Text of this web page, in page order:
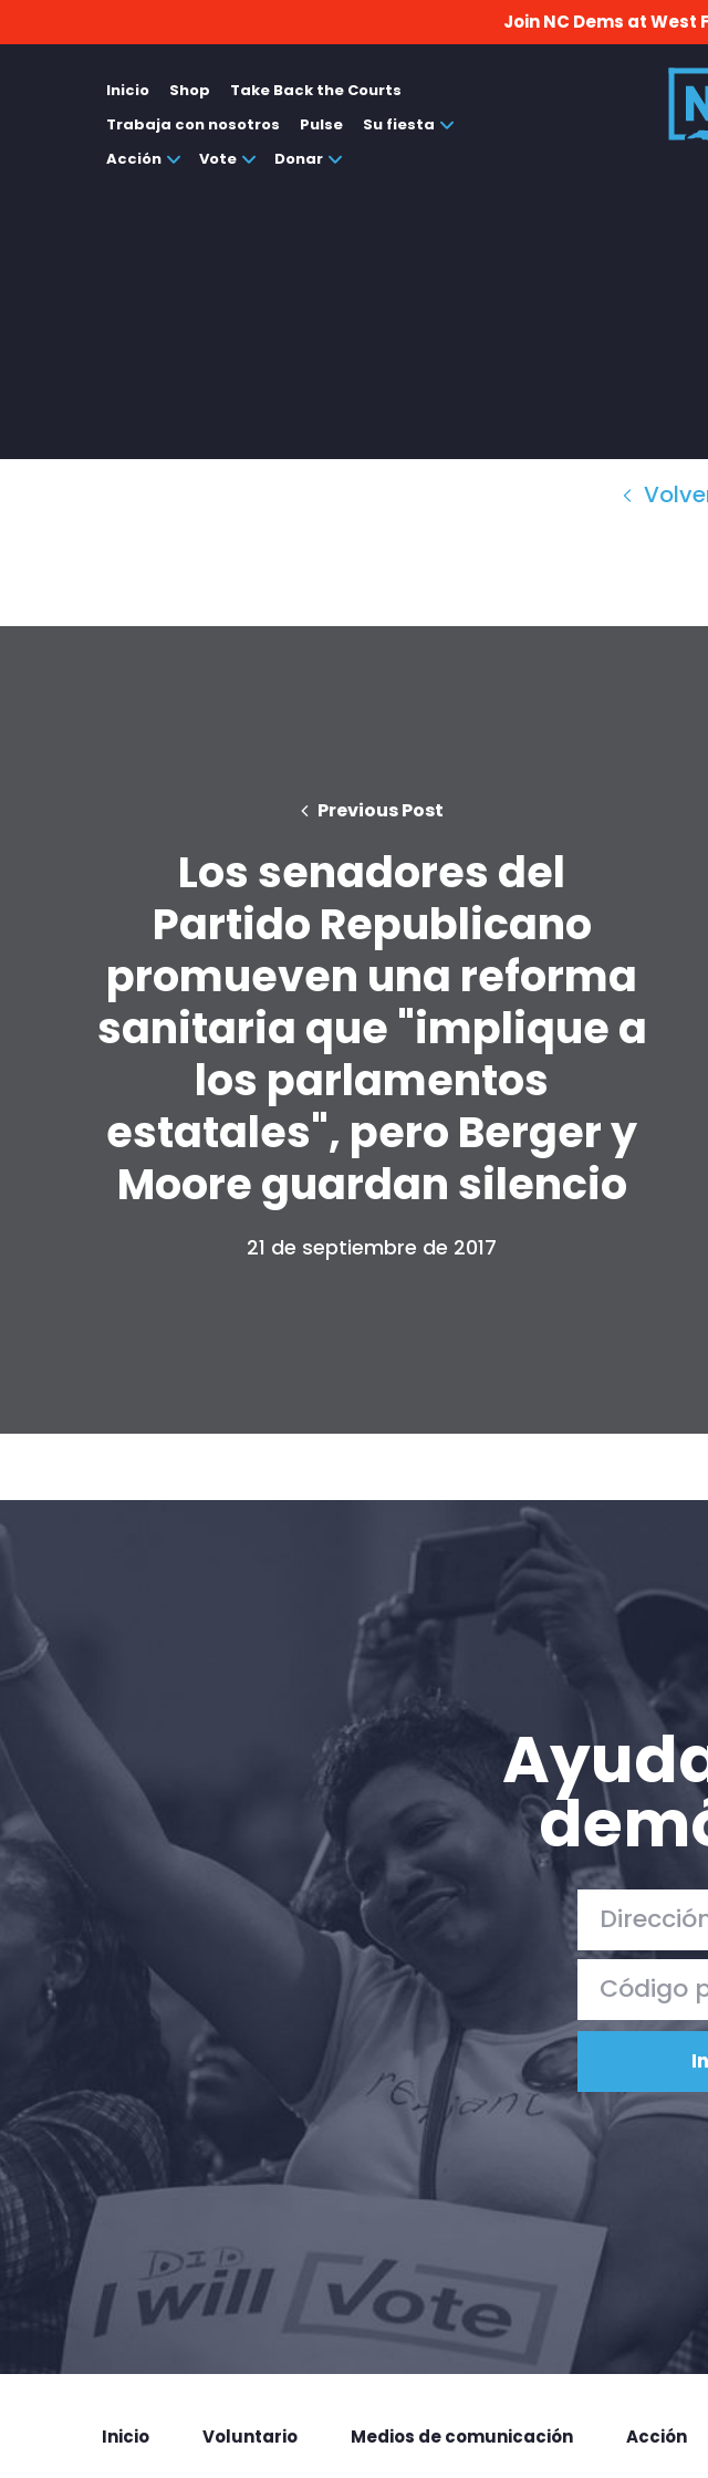
Take
Join NC Dems at West
Inicio Shop
Take Back the Courts
Trabaja con nosotros
Pulse
Su fiesta
Acción
Vote Donar
Previous Post
Los senadores del
Partido Republicano
promueven una reforma
sanitaria que "implique a
los parlamentos
estatales", pero Berger y
Moore guardan silencio
21 de septiembre de 2017
Inicio Voluntario Medios de comunicación Acción